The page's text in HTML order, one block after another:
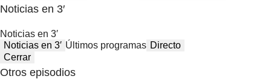
Noticias en 3′
Noticias en 3′
Noticias en 3′ Últimos programas Directo
Cerrar
Otros episodios